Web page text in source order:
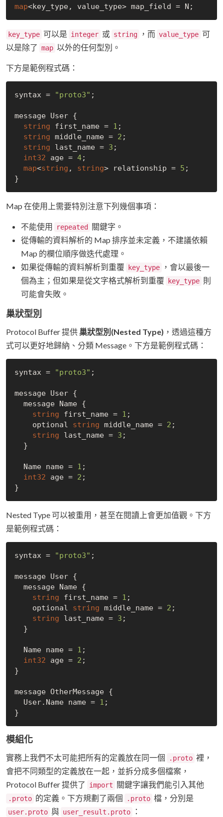
map
key_type 可以是 integer 或 string ，而 value_type 可
以是除了 map 以外的任何型別。
下方是範例程式碼：
syntax = "proto3" ;
message User {
string first_name = 1 ;
string middle_name = 2 ;
string last_name = 3 ;
int32 age = 4;
map<string , string> relationship = 5 ;
Map 在使用上需要特別注意下列幾個事項：
不能使用 repeated
關鍵字。
從傳輸的資料解析的 Map 排序並未定義，不建議依賴
Map 的欄位順序做迭代處理。
如果從傳輸的資料解析到重覆
key_type
，會以最後一
個為主；但如果是從文字格式解析到重覆
key_type 則
可能會失敗。
巢狀型別
Protocol Buffer 提供 巢狀型別(Nested Type) ，透過這種方
式可以更好地歸納、分類 Message。下方是範例程式碼：
syntax = "proto3" ;
message User {
string first_name = 1 ;
    optional
string middle_name = 2 ;
string last_name = 3 ;
  Name name =
1 ;
int32 age = 2 ;
Nested Type 可以被重用，甚至在閱讀上會更加值觀。下方
是範例程式碼：
syntax = "proto3" ;
message User {
string first_name = 1 ;
    optional
string middle_name = 2 ;
string last_name = 3 ;
  Name name =
1 ;
int32 age = 2 ;
}
message OtherMessage {
  User.Name name =
1 ;
模組化
實務上我們不太可能把所有的定義放在同一個 .proto 裡，
會把不同類型的定義放在一起，並拆分成多個檔案，
Protocol Buffer 提供了
import 關鍵字讓我們能引入其他
.proto 的定義。下方規劃了兩個 .proto 檔，分別是
user.proto 與 user_result.proto ：